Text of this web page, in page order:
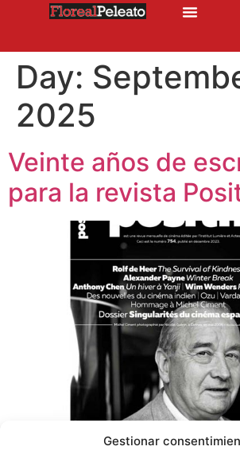
Gestionar
Day:
2025
Veinte años de
para la revista